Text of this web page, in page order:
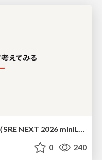
信頼性について考えてみる（SRE NEXT 2026 miniLT）
0 240